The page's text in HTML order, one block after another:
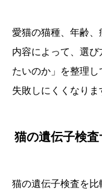
愛猫の猫種、年齢
内容によって、選
たいのか」を整理
失敗しにくくなりま
猫の遺伝子検
猫の遺伝子検査を